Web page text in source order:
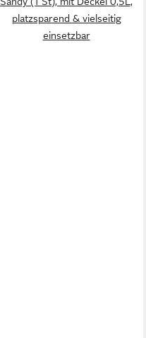
platzsparend & vielseitig
einsetzbar